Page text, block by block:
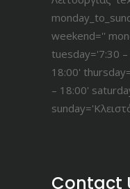
weekend=''
tuesday='7:30
18:00'
– 18:00'
Contact